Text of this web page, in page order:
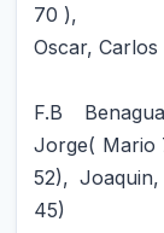
70 ),
Oscar,
F.B
Jorge( Mario
52),
45)